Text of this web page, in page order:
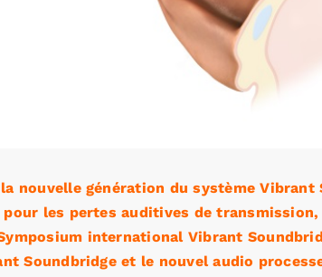
nouvelle génération du système
les pertes auditives de
international Vibrant
Soundbridge et le nouvel audio